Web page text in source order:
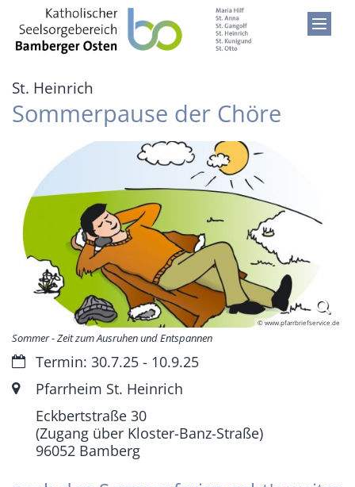
Zum Inhalt springen
St. Heinrich
Sommerpause der Chöre
© www.pfarrbriefservice.de
Sommer - Zeit zum Ausruhen und Entspannen
Datum:Termin: 30.7.25 - 10.9.25
Ort: Pfarrheim St. Heinrich
Eckbertstraße 30
(Zugang über Kloster-Banz-Straße)
96052 Bamberg